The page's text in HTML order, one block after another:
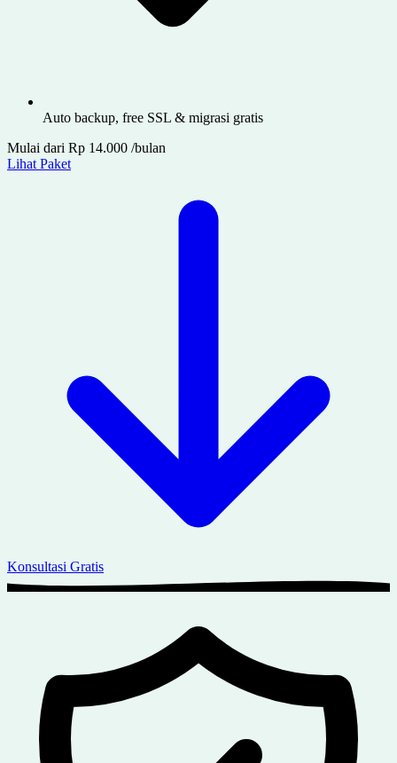
Auto backup, free SSL & migrasi gratis
Mulai dari Rp 14.000 /bulan
Lihat Paket
Konsultasi Gratis